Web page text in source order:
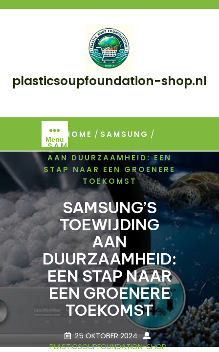
plasticsoupfoundation-shop.nl
Menu
HOME / SAMSUNG /
SAMSUNG’S TOEWIJDING
AAN DUURZAAMHEID: EEN
STAP NAAR EEN GROENERE
TOEKOMST
SAMSUNG’S
TOEWIJDING
AAN
DUURZAAMHEID:
EEN STAP NAAR
EEN GROENERE
TOEKOMST
25 OKTOBER 2024
PLASTICSOUPFOUNDATION-SHOP